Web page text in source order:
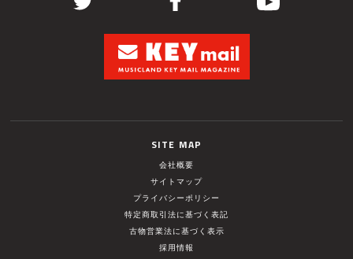
SITE MAP
会社概要
サイトマップ
プライバシーポリシー
特定商取引法に基づく表記
古物営業法に基づく表示
採用情報